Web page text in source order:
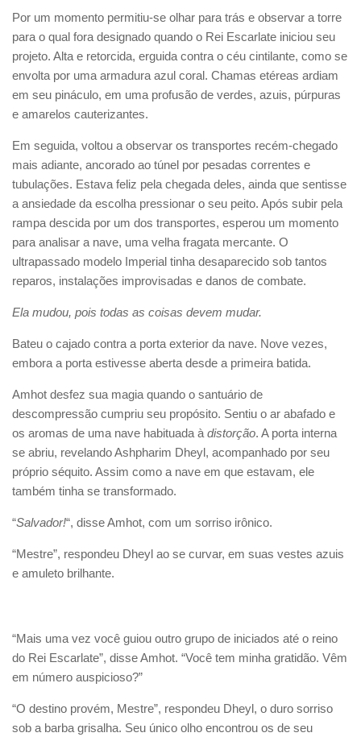
Por um momento permitiu-se olhar para trás e observar a torre
para o qual fora designado quando o Rei Escarlate iniciou seu
projeto. Alta e retorcida, erguida contra o céu cintilante, como se
envolta por uma armadura azul coral. Chamas etéreas ardiam
em seu pináculo, em uma profusão de verdes, azuis, púrpuras
e amarelos cauterizantes.
Em seguida, voltou a observar os transportes recém-chegado
mais adiante, ancorado ao túnel por pesadas correntes e
tubulações. Estava feliz pela chegada deles, ainda que sentisse
a ansiedade da escolha pressionar o seu peito. Após subir pela
rampa descida por um dos transportes, esperou um momento
para analisar a nave, uma velha fragata mercante. O
ultrapassado modelo Imperial tinha desaparecido sob tantos
reparos, instalações improvisadas e danos de combate.
Ela mudou, pois todas as coisas devem mudar.
Bateu o cajado contra a porta exterior da nave. Nove vezes,
embora a porta estivesse aberta desde a primeira batida.
Amhot desfez sua magia quando o santuário de
descompressão cumpriu seu propósito. Sentiu o ar abafado e
os aromas de uma nave habituada à distorção. A porta interna
se abriu, revelando Ashpharim Dheyl, acompanhado por seu
próprio séquito. Assim como a nave em que estavam, ele
também tinha se transformado.
“Salvador!“, disse Amhot, com um sorriso irônico.
“Mestre”, respondeu Dheyl ao se curvar, em suas vestes azuis
e amuleto brilhante.
“Mais uma vez você guiou outro grupo de iniciados até o reino
do Rei Escarlate”, disse Amhot. “Você tem minha gratidão. Vêm
em número auspicioso?”
“O destino provém, Mestre”, respondeu Dheyl, o duro sorriso
sob a barba grisalha. Seu único olho encontrou os de seu